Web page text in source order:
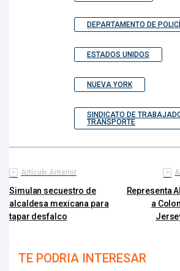
DEPARTAMENTO DE
ESTADOS UNIDOS
NUEVA YORK
SINDICATO DE
TRANSPORTE
Artículo Anterior
Simulan secuestro de
alcaldesa mexicana para
tapar desfalco
Representa
a
TE PODRIA INTERESAR